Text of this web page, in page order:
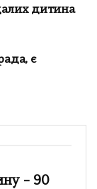
дитина
є
– 90